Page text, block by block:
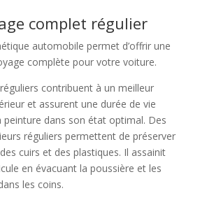
complet régulier
automobile permet d’offrir une
complète pour votre voiture.
contribuent à un meilleur
et assurent une durée de vie
peinture dans son état optimal. Des
réguliers permettent de préserver
cuirs et des plastiques. Il assainit
en évacuant la poussière et les
les coins.